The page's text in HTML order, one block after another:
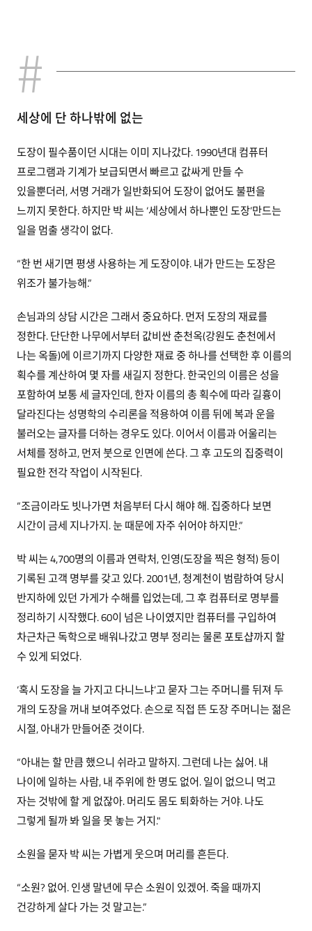
세상에 단 하나밖에 없는
도장이 필수품이던 시대는 이미 지나갔다. 1990년대 컴퓨터
프로그램과 기계가 보급되면서 빠르고 값싸게 만들 수
있을뿐더러, 서명 거래가 일반화되어 도장이 없어도 불편을
느끼지 못한다. 하지만 박 씨는 ‘세상에서 하나뿐인 도장’만드는
일을 멈출 생각이 없다.
“한 번 새기면 평생 사용하는 게 도장이야. 내가 만드는 도장은
위조가 불가능해.”
손님과의 상담 시간은 그래서 중요하다. 먼저 도장의 재료를
정한다. 단단한 나무에서부터 값비싼 춘천옥(강원도 춘천에서
나는 옥돌)에 이르기까지 다양한 재료 중 하나를 선택한 후 이름의
획수를 계산하여 몇 자를 새길지 정한다. 한국인의 이름은 성을
포함하여 보통 세 글자인데, 한자 이름의 총 획수에 따라 길흉이
달라진다는 성명학의 수리론을 적용하여 이름 뒤에 복과 운을
불러오는 글자를 더하는 경우도 있다. 이어서 이름과 어울리는
서체를 정하고, 먼저 붓으로 인면에 쓴다. 그 후 고도의 집중력이
필요한 전각 작업이 시작된다.
“조금이라도 빗나가면 처음부터 다시 해야 해. 집중하다 보면
시간이 금세 지나가지. 눈 때문에 자주 쉬어야 하지만.”
박 씨는 4,700명의 이름과 연락처, 인영(도장을 찍은 형적) 등이
기록된 고객 명부를 갖고 있다. 2001년, 청계천이 범람하여 당시
반지하에 있던 가게가 수해를 입었는데, 그 후 컴퓨터로 명부를
정리하기 시작했다. 60이 넘은 나이였지만 컴퓨터를 구입하여
차근차근 독학으로 배워나갔고 명부 정리는 물론 포토샵까지 할
수 있게 되었다.
‘혹시 도장을 늘 가지고 다니느냐’고 묻자 그는 주머니를 뒤져 두
개의 도장을 꺼내 보여주었다. 손으로 직접 뜬 도장 주머니는 젊은
시절, 아내가 만들어준 것이다.
“아내는 할 만큼 했으니 쉬라고 말하지. 그런데 나는 싫어. 내
나이에 일하는 사람, 내 주위에 한 명도 없어. 일이 없으니 먹고
자는 것밖에 할 게 없잖아. 머리도 몸도 퇴화하는 거야. 나도
그렇게 될까 봐 일을 못 놓는 거지."
소원을 묻자 박 씨는 가볍게 웃으며 머리를 흔든다.
“소원? 없어. 인생 말년에 무슨 소원이 있겠어. 죽을 때까지
건강하게 살다 가는 것 말고는.”